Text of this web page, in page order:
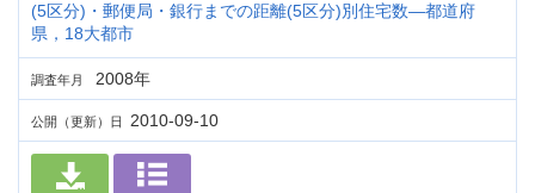
(5区分)・郵便局・銀行までの距離(5区分)別住宅数―都道府
県，18大都市
調査年月 2008年
公開（更新）日 2010-09-10